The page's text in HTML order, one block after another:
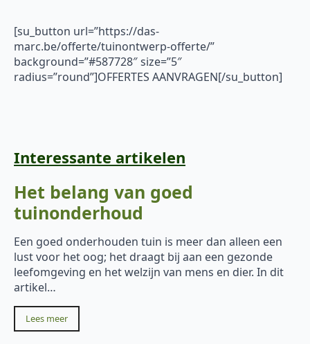
[su_button url=”https://das-
marc.be/offerte/tuinontwerp-offerte/”
background=”#587728″ size=”5″
radius=”round”]OFFERTES AANVRAGEN[/su_button]
Interessante artikelen
Het belang van goed
tuinonderhoud
Een goed onderhouden tuin is meer dan alleen een
lust voor het oog; het draagt bij aan een gezonde
leefomgeving en het welzijn van mens en dier. In dit
artikel…
Lees meer